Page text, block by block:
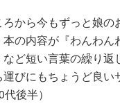
ろから今もずっと娘
の内容が『わんわん
ど短い言葉の繰り返
びにもちょうど良い
後半）